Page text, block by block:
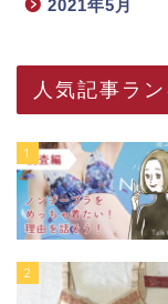
2021年5月
人気記事ラ
1
2